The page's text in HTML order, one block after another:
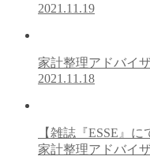
2021.11.19
家計整理アドバイ
2021.11.18
【雑誌『ESSE』
家計整理アドバイ